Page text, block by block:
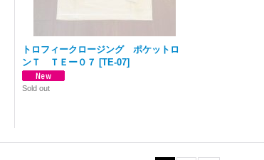
トロフィークロージング ポケットロ
ンＴ ＴＥー０７ [TE-07]
Sold out